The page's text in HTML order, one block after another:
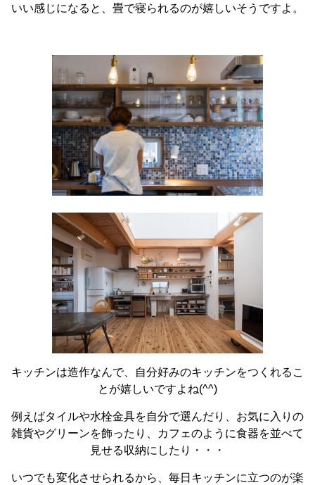
いい感じになると、畳で寝られるのが嬉しいそうですよ。
キッチンは造作なんで、自分好みのキッチンをつくれるこ
とが嬉しいですよね(^^)
例えばタイルや水栓金具を自分で選んだり、お気に入りの
雑貨やグリーンを飾ったり、カフェのように食器を並べて
見せる収納にしたり・・・
いつでも変化させられるから、毎日キッチンに立つのが楽